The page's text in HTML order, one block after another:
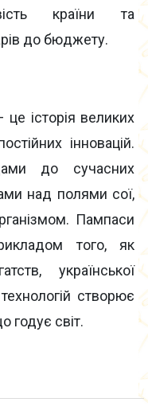
країни та
до бюджету.
історія великих
інновацій.
до сучасних
над полями сої,
Пампаси
того, як
української
створює
годує світ.